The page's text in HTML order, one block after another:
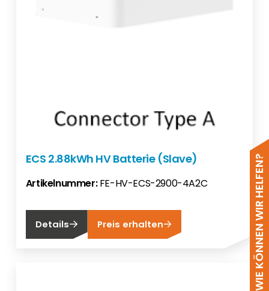
WIE KÖNNEN WIR HELFEN?
ECS 2.88kWh HV Batterie (Slave)
Artikelnummer:FE-HV-ECS-2900-4A2C
Details Preis erhalten